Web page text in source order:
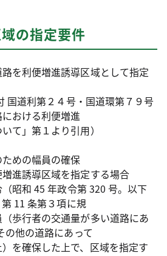
の指定要件
を利便増進誘導区域として指定
国道利第２４号・国道環第７９号
における利便増進
て」第１より引用）
ための幅員の確保
誘導区域を指定する場合
45 年政令第 320 号。以下
第 11 条第３項に規
者の交通量が多い道路にあ
の他の道路にあって
保した上で、区域を指定す